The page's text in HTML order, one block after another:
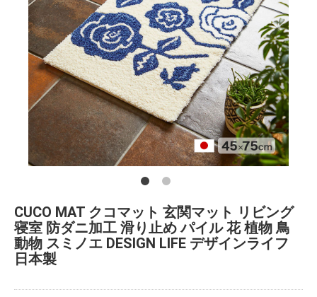
CUCO MAT クコマット 玄関マット リビング
寝室 防ダニ加工 滑り止め パイル 花 植物 鳥
動物 スミノエ DESIGN LIFE デザインライフ
日本製